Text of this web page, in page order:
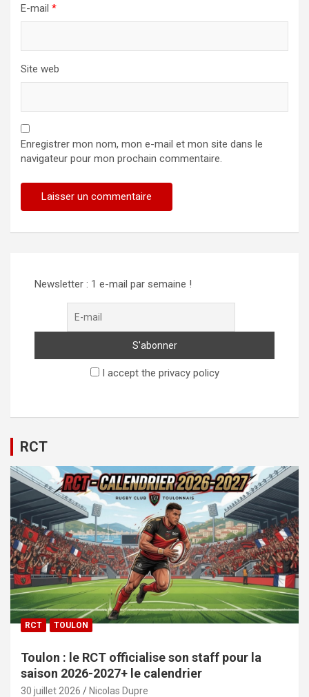
E-mail *
Site web
Enregistrer mon nom, mon e-mail et mon site dans le
navigateur pour mon prochain commentaire.
Newsletter : 1 e-mail par semaine !
I accept the privacy policy
RCT
RCT TOULON
Toulon : le RCT officialise son staff pour la
saison 2026-2027+ le calendrier
30 juillet 2026 Nicolas Dupre